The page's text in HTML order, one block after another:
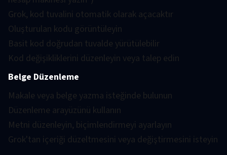
Grok, kod tuvalini otomatik olarak açacaktır
Oluşturulan kodu görüntüleyin
Basit kod doğrudan tuvalde yürütülebilir
Kod değişikliklerini düzenleyin veya talep edin
Belge Düzenleme
Makale veya belge yazma isteğinde bulunun
Düzenleme arayüzünü kullanın
Metni düzenleyin, biçimlendirmeyi ayarlayın
Grok'tan içeriği düzeltmesini veya değiştirmesini isteyin